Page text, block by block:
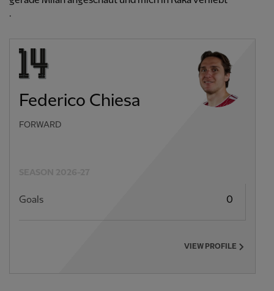
.
Federico Chiesa
FORWARD
Goals 0
VIEW PROFILE